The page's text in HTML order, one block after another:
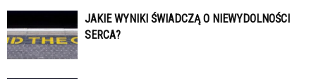
JAKIE WYNIKI ŚWIADCZĄ O NIEWYDOLNOŚCI
SERCA?